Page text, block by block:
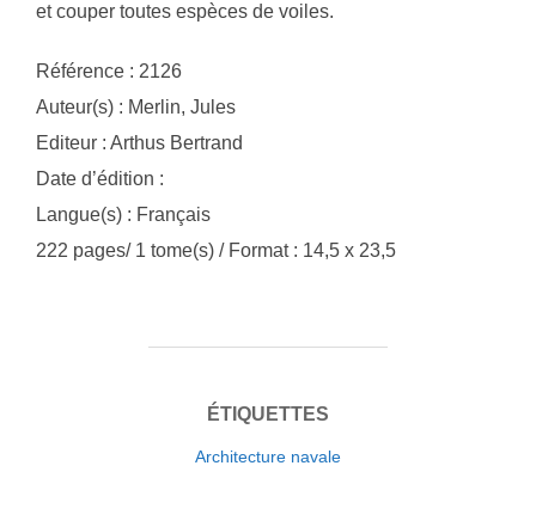
et couper toutes espèces de voiles.
Référence : 2126
Auteur(s) : Merlin, Jules
Editeur : Arthus Bertrand
Date d’édition :
Langue(s) : Français
222 pages/ 1 tome(s) / Format : 14,5 x 23,5
ÉTIQUETTES
Architecture navale